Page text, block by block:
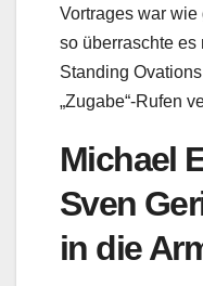
Vortrages war
so überraschte es
Standing
„Zugabe“-Rufen
Michael
Sven
in die